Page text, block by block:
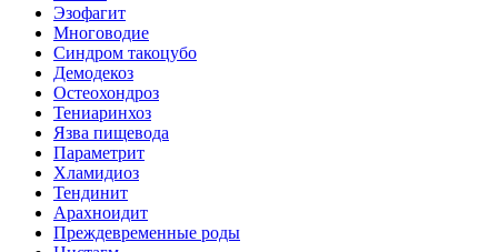
Эзофагит
Многоводие
Синдром такоцубо
Демодекоз
Остеохондроз
Тениаринхоз
Язва пищевода
Параметрит
Хламидиоз
Тендинит
Арахноидит
Преждевременные роды